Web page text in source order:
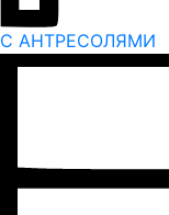
С АНТРЕСОЛЯМИ